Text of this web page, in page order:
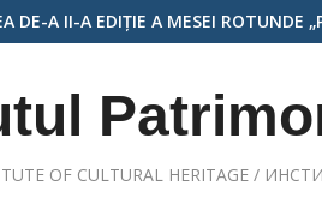
REMARCABILE ALE ARHITECTURII ȘI
OF CULTURAL HERITAGE /